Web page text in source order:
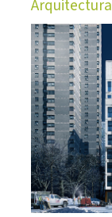
Arquitectura